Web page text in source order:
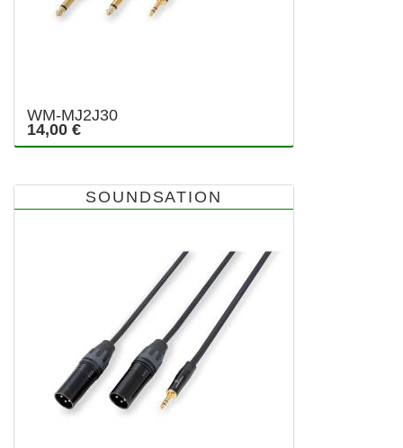
WM-MJ2J30
14,00 €
SOUNDSATION